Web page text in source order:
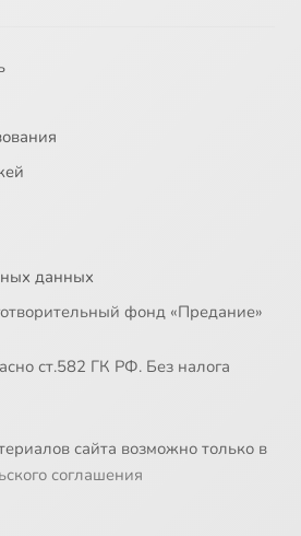
данных
фонд «Предание»
ст.582 ГК РФ. Без налога
сайта возможно только в
соглашения